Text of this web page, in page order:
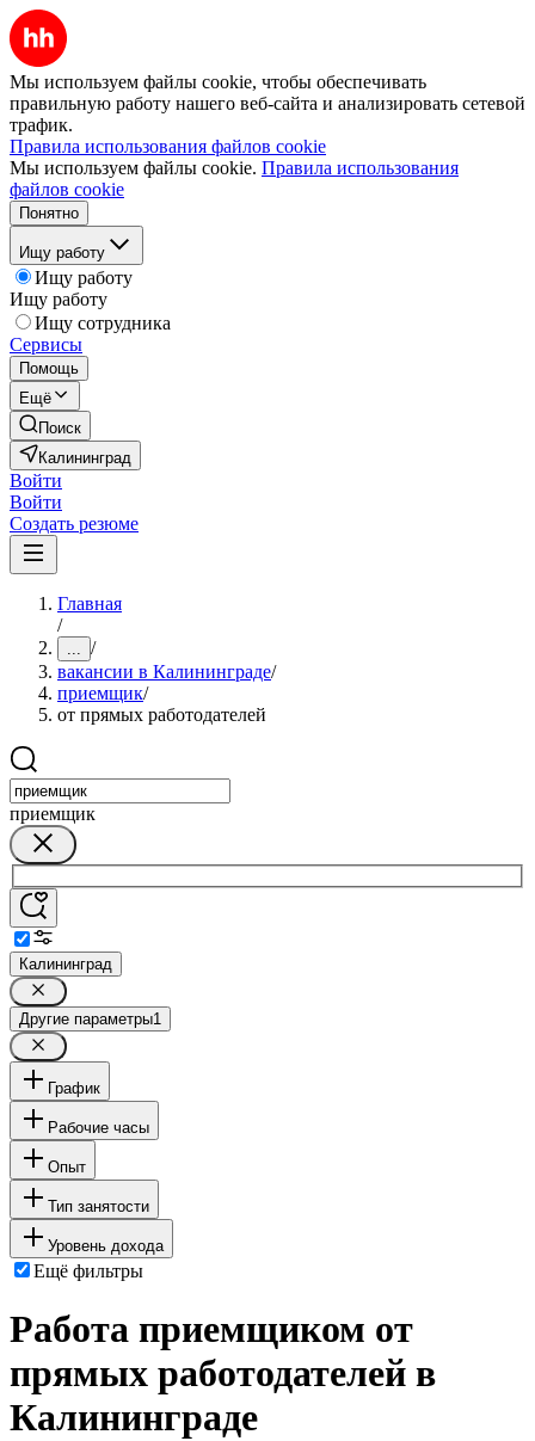
Мы используем файлы cookie, чтобы обеспечивать
правильную работу нашего веб-сайта и анализировать сетевой
трафик.
Правила использования файлов cookie
Мы используем файлы cookie. Правила использования
файлов cookie
Понятно
Ищу работу
Ищу работу
Ищу работу
Ищу сотрудника
Сервисы
Помощь
Ещё
Поиск
Калининград
Войти
Войти
Создать резюме
Главная
/
... /
вакансии в Калининграде/
приемщик/
от прямых работодателей
приемщик
Калининград
Другие параметры1
График
Рабочие часы
Опыт
Тип занятости
Уровень дохода
Ещё фильтры
Работа приемщиком от
прямых работодателей в
Калининграде